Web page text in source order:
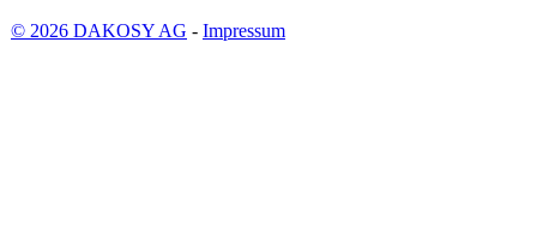
© 2026 DAKOSY AG - Impressum